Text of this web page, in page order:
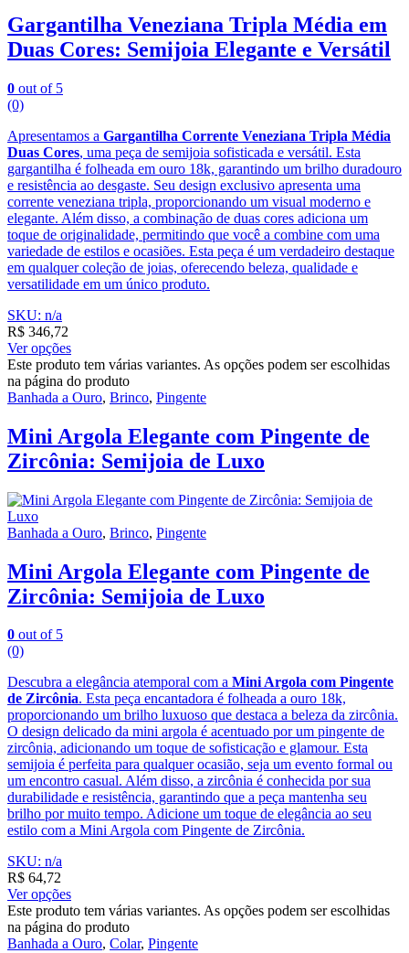
Gargantilha Veneziana Tripla Média em
Duas Cores: Semijoia Elegante e Versátil
0 out of 5
(0)
Apresentamos a Gargantilha Corrente Veneziana Tripla Média
Duas Cores, uma peça de semijoia sofisticada e versátil. Esta
gargantilha é folheada em ouro 18k, garantindo um brilho duradouro
e resistência ao desgaste. Seu design exclusivo apresenta uma
corrente veneziana tripla, proporcionando um visual moderno e
elegante. Além disso, a combinação de duas cores adiciona um
toque de originalidade, permitindo que você a combine com uma
variedade de estilos e ocasiões. Esta peça é um verdadeiro destaque
em qualquer coleção de joias, oferecendo beleza, qualidade e
versatilidade em um único produto.
SKU: n/a
R$ 346,72
Ver opções
Este produto tem várias variantes. As opções podem ser escolhidas
na página do produto
Banhada a Ouro, Brinco, Pingente
Mini Argola Elegante com Pingente de
Zircônia: Semijoia de Luxo
Banhada a Ouro, Brinco, Pingente
Mini Argola Elegante com Pingente de
Zircônia: Semijoia de Luxo
0 out of 5
(0)
Descubra a elegância atemporal com a Mini Argola com Pingente
de Zircônia. Esta peça encantadora é folheada a ouro 18k,
proporcionando um brilho luxuoso que destaca a beleza da zircônia.
O design delicado da mini argola é acentuado por um pingente de
zircônia, adicionando um toque de sofisticação e glamour. Esta
semijoia é perfeita para qualquer ocasião, seja um evento formal ou
um encontro casual. Além disso, a zircônia é conhecida por sua
durabilidade e resistência, garantindo que a peça mantenha seu
brilho por muito tempo. Adicione um toque de elegância ao seu
estilo com a Mini Argola com Pingente de Zircônia.
SKU: n/a
R$ 64,72
Ver opções
Este produto tem várias variantes. As opções podem ser escolhidas
na página do produto
Banhada a Ouro, Colar, Pingente